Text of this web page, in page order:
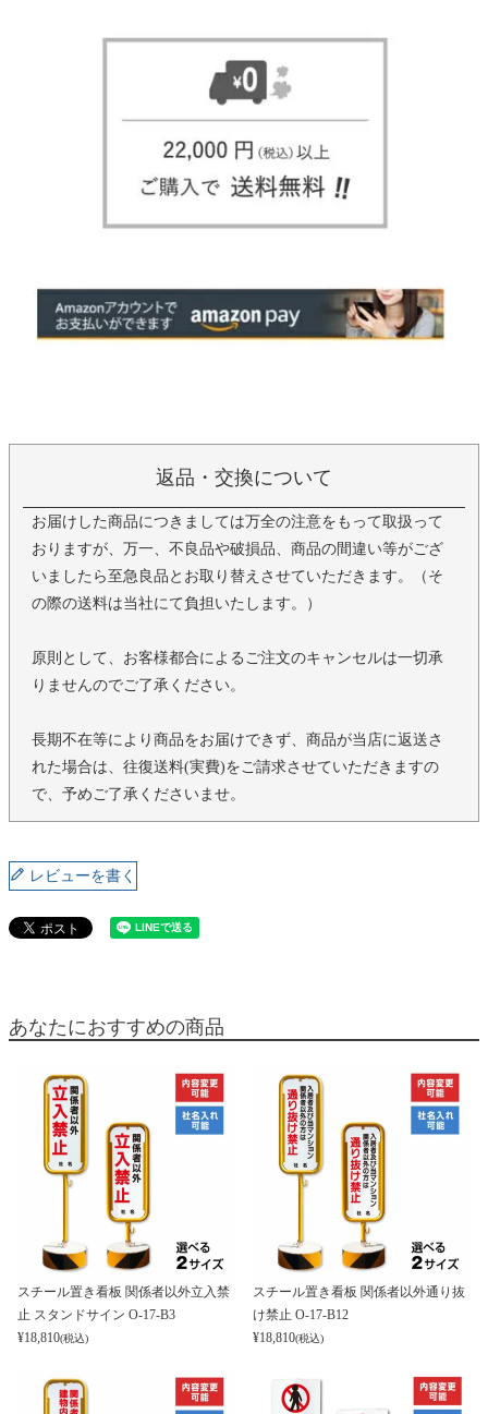
返品・交換について
お届けした商品につきましては万全の注意をもって取扱って
おりますが、万一、不良品や破損品、商品の間違い等がござ
いましたら至急良品とお取り替えさせていただきます。（そ
の際の送料は当社にて負担いたします。）
原則として、お客様都合によるご注文のキャンセルは一切承
りませんのでご了承ください。
長期不在等により商品をお届けできず、商品が当店に返送さ
れた場合は、往復送料(実費)をご請求させていただきますの
で、予めご了承くださいませ。
レビューを書く
あなたにおすすめの商品
スチール置き看板 関係者以外立入禁
止 スタンドサイン O-17-B3
¥18,810(税込)
スチール置き看板 関係者以外通り抜
け禁止 O-17-B12
¥18,810(税込)